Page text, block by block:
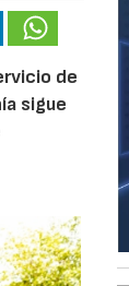
de
sigue